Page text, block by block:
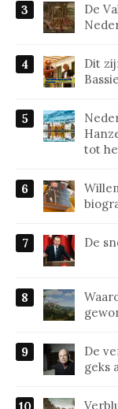
De
Dit
tot
De
De
geks